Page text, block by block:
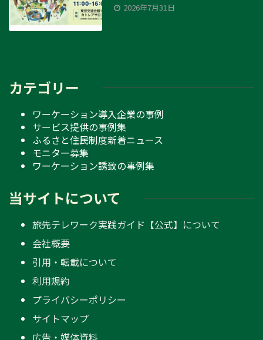
2026年7月31日
カテゴリー
ワーケーション導入企業の事例
サービス提供の事例集
ふるさと住民制度新着ニュース
モニター募集
ワーケーション誘致の事例集
当サイトについて
旅先テレワーク実践ガイド【公式】について
会社概要
引用・転載について
利用規約
プライバシーポリシー
サイトマップ